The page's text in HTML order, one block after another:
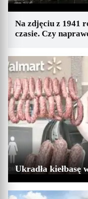
Na zdjęciu z 1941
czasie. Czy
Ukradła kiełbasę